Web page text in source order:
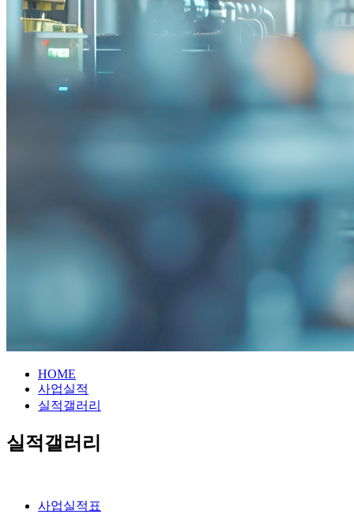
HOME
사업실적
실적갤러리
실적갤러리
사업실적표